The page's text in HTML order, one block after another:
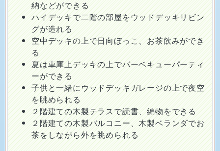
納などができる
ハイデッキで二階の部屋をウッドデッキリビン
グが造れる
空中デッキの上で日向ぼっこ、お茶飲みができ
る
夏は車庫上デッキの上でバーベキューパーティ
ーができる
子供と一緒にウッドデッキガレージの上で夜空
を眺められる
２階建ての木製テラスで読書、編物をできる
２階建ての木製バルコニー、木製ベランダでお
茶をしながら外を眺められる